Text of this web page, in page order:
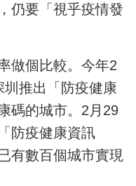
仍要「視乎疫情發
做個比較。今年2
圳推出「防疫健康
碼的城市。2月29
防疫健康資訊
有數百個城市實現